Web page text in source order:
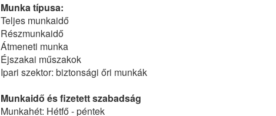
Munka típusa:
Teljes munkaidő
Részmunkaidő
Átmeneti munka
Éjszakai műszakok
Ipari szektor: biztonsági őri munkák
Munkaidő és fizetett szabadság
Munkahét: Hétfő - péntek